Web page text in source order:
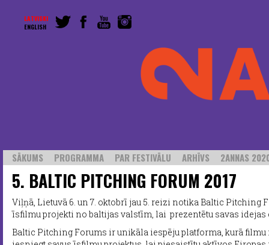
LATVISKI
ENGLISH
SĀKUMS PROGRAMMA PAR FESTIVĀLU ARHĪVS 2ANNAS
5. BALTIC PITCHING FORUM 2017
Viļņā, Lietuvā 6. un 7. oktobrī jau 5. reizi notika Baltic Pitching
īsfilmu projekti no baltijas valstīm, lai prezentētu savas idejas
Baltic Pitching Forums ir unikāla iespēju platforma, kurā